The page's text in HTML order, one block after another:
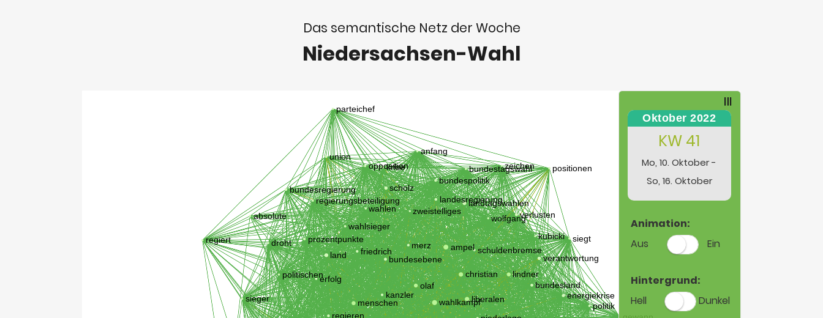
Das semantische Netz der Woche
Niedersachsen-Wahl
Oktober 2022
KW 41
Mo, 10. Oktober -
So, 16. Oktober
Animation:
Aus
Ein
Hintergrund:
Hell
Dunkel